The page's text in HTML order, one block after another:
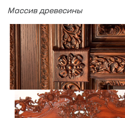
Массив древесины